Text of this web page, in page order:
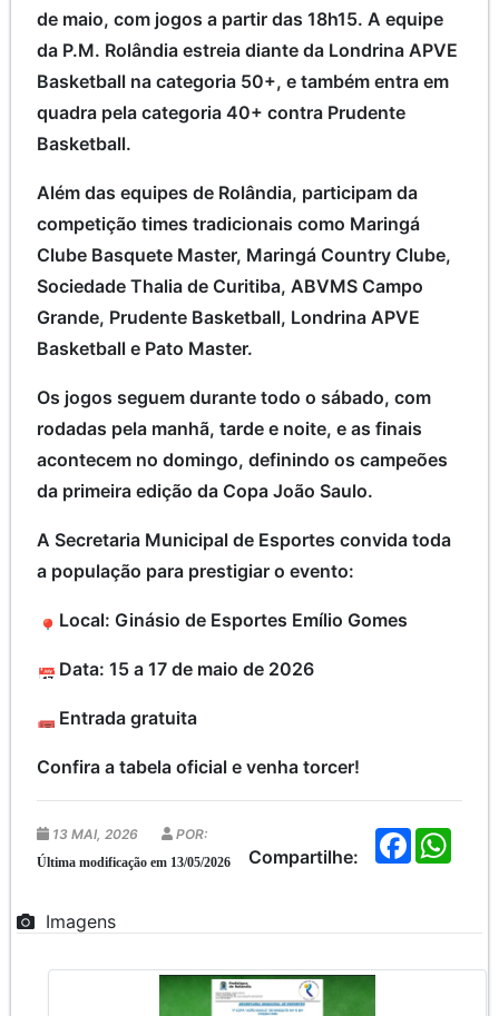
de maio, com jogos a partir das 18h15. A equipe
da P.M. Rolândia estreia diante da Londrina APVE
Basketball na categoria 50+, e também entra em
quadra pela categoria 40+ contra Prudente
Basketball.
Além das equipes de Rolândia, participam da
competição times tradicionais como Maringá
Clube Basquete Master, Maringá Country Clube,
Sociedade Thalia de Curitiba, ABVMS Campo
Grande, Prudente Basketball, Londrina APVE
Basketball e Pato Master.
Os jogos seguem durante todo o sábado, com
rodadas pela manhã, tarde e noite, e as finais
acontecem no domingo, definindo os campeões
da primeira edição da Copa João Saulo.
A Secretaria Municipal de Esportes convida toda
a população para prestigiar o evento:
Local: Ginásio de Esportes Emílio Gomes
Data: 15 a 17 de maio de 2026
Entrada gratuita
Confira a tabela oficial e venha torcer!
Compartilhe:
F
a
13 MAI, 2026 POR:
Última modificação em 13/05/2026
Imagens